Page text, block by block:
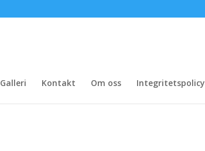
Galleri Kontakt Om oss Integritetspolicy